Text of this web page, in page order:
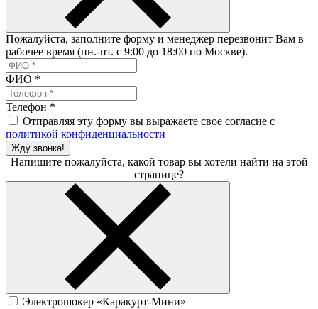
Пожалуйста, заполните форму и менеджер перезвонит Вам в
рабочее время (пн.-пт. с 9:00 до 18:00 по Москве).
ФИО *
Телефон *
Отправляя эту форму вы выражаете свое согласие с
политикой конфиденциальности
Жду звонка!
Напишите пожалуйста, какой товар вы хотели найти на этой
странице?
Электрошокер «Каракурт-Мини»